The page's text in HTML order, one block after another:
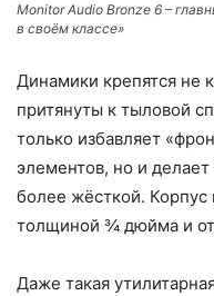
Monitor Audio Bronze 6 –
в своём классе»
Динамики крепятся не
притянуты к тыловой
только избавляет
элементов, но и
более жёсткой. Корпус
толщиной ¾ дюйма и
Даже такая